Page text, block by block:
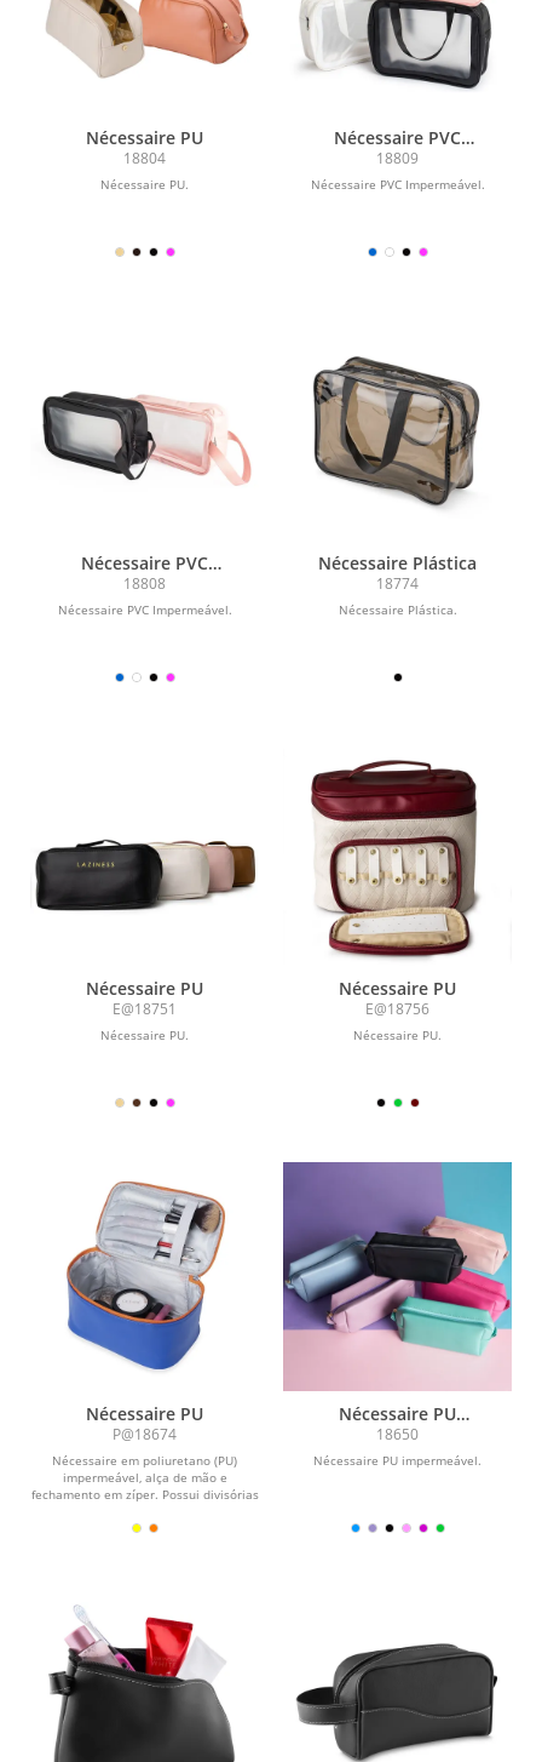
Nécessaire PU
18804
Nécessaire PU.
Nécessaire PVC
Impermeável
18809
Nécessaire PVC Impermeável.
Nécessaire PVC
Impermeável
18808
Nécessaire PVC Impermeável.
Nécessaire Plástica
18774
Nécessaire Plástica.
Nécessaire PU
E@18751
Nécessaire PU.
Nécessaire PU
E@18756
Nécessaire PU.
Nécessaire PU
P@18674
Nécessaire em poliuretano (PU)
impermeável, alça de mão e
fechamento em zíper. Possui divisórias
Nécessaire PU
impermeável
18650
Nécessaire PU impermeável.